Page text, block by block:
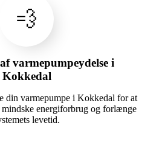
💨
varmepumpeydelse i
Kokkedal
din varmepumpe i Kokkedal for at
mindske energiforbrug og forlænge
levetid.